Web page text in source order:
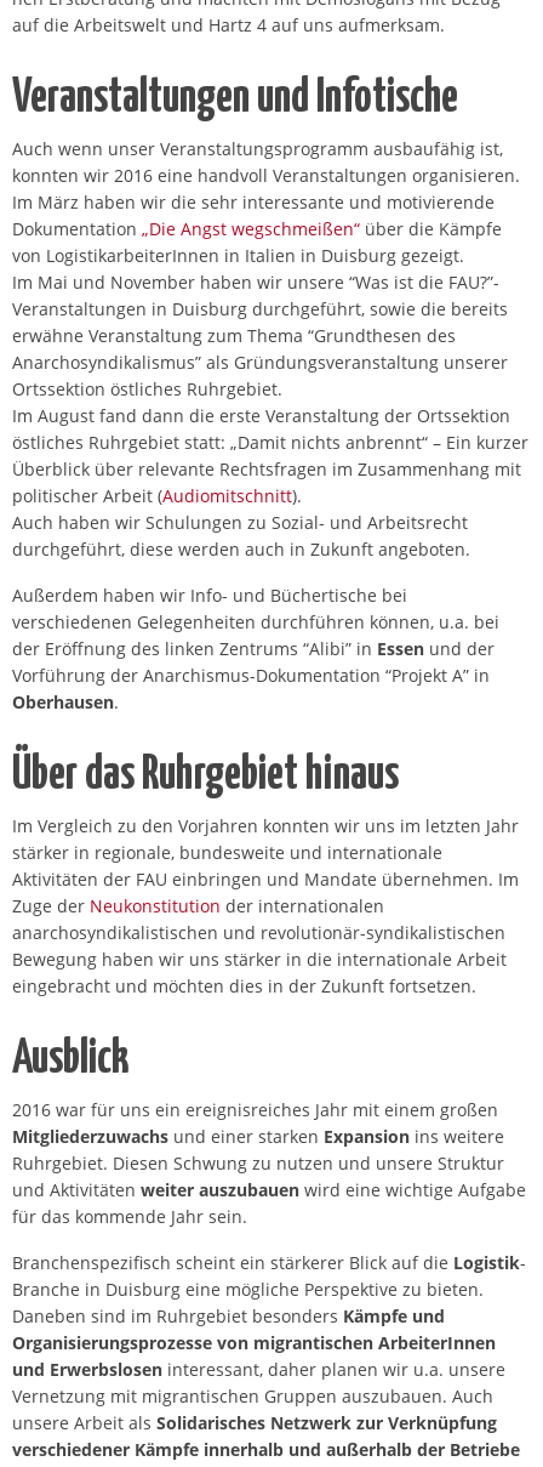
auf die Arbeitswelt und Hartz 4 auf uns aufmerksam.
Veranstaltungen und Infotische
Auch wenn unser Veranstaltungsprogramm ausbaufähig ist,
konnten wir 2016 eine handvoll Veranstaltungen organisieren.
Im März haben wir die sehr interessante und motivierende
Dokumentation „Die Angst wegschmeißen“ über die Kämpfe
von LogistikarbeiterInnen in Italien in Duisburg gezeigt.
Im Mai und November haben wir unsere “Was ist die FAU?”-
Veranstaltungen in Duisburg durchgeführt, sowie die bereits
erwähne Veranstaltung zum Thema “Grundthesen des
Anarchosyndikalismus” als Gründungsveranstaltung unserer
Ortssektion östliches Ruhrgebiet.
Im August fand dann die erste Veranstaltung der Ortssektion
östliches Ruhrgebiet statt: „Damit nichts anbrennt“ – Ein kurzer
Überblick über relevante Rechtsfragen im Zusammenhang mit
politischer Arbeit (Audiomitschnitt).
Auch haben wir Schulungen zu Sozial- und Arbeitsrecht
durchgeführt, diese werden auch in Zukunft angeboten.
Außerdem haben wir Info- und Büchertische bei
verschiedenen Gelegenheiten durchführen können, u.a. bei
der Eröffnung des linken Zentrums “Alibi” in Essen und der
Vorführung der Anarchismus-Dokumentation “Projekt A” in
Oberhausen.
Über das Ruhrgebiet hinaus
Im Vergleich zu den Vorjahren konnten wir uns im letzten Jahr
stärker in regionale, bundesweite und internationale
Aktivitäten der FAU einbringen und Mandate übernehmen. Im
Zuge der Neukonstitution der internationalen
anarchosyndikalistischen und revolutionär-syndikalistischen
Bewegung haben wir uns stärker in die internationale Arbeit
eingebracht und möchten dies in der Zukunft fortsetzen.
Ausblick
2016 war für uns ein ereignisreiches Jahr mit einem großen
Mitgliederzuwachs und einer starken Expansion ins weitere
Ruhrgebiet. Diesen Schwung zu nutzen und unsere Struktur
und Aktivitäten weiter auszubauen wird eine wichtige Aufgabe
für das kommende Jahr sein.
Branchenspezifisch scheint ein stärkerer Blick auf die Logistik-
Branche in Duisburg eine mögliche Perspektive zu bieten.
Daneben sind im Ruhrgebiet besonders Kämpfe und
Organisierungsprozesse von migrantischen ArbeiterInnen
und Erwerbslosen interessant, daher planen wir u.a. unsere
Vernetzung mit migrantischen Gruppen auszubauen. Auch
unsere Arbeit als Solidarisches Netzwerk zur Verknüpfung
verschiedener Kämpfe innerhalb und außerhalb der Betriebe